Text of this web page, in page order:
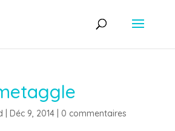
Déc 9, 2014| 0 commentaires